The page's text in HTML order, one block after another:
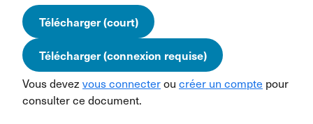
Télécharger (court)
Télécharger (connexion requise)
Vous devez vous connecterou créer un compte pour
consulter ce document.